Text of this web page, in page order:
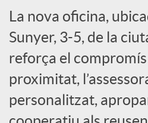
s
S
o
La nova oficina,
Sunyer, 3-5, de la
reforça el
proximitat,
personalitzat,